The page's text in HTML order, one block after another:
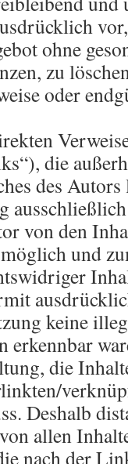
ohne
zu
oder
die
des
von den
und
keine
erkennbar
die
Deshalb
allen
nach der